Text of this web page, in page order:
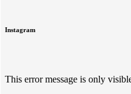
Instagram
This error message is only